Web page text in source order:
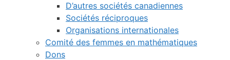
D’autres sociétés canadiennes
Sociétés réciproques
Organisations internationales
Comité des femmes en mathématiques
Dons